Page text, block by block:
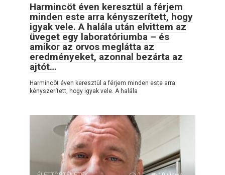
Harmincöt éven keresztül a férjem
minden este arra kényszerített, hogy
igyak vele. A halála után elvittem az
üveget egy laboratóriumba – és
amikor az orvos meglátta az
eredményeket, azonnal bezárta az
ajtót…
Harmincöt éven keresztül a férjem minden este arra
kényszerített, hogy igyak vele. A halála